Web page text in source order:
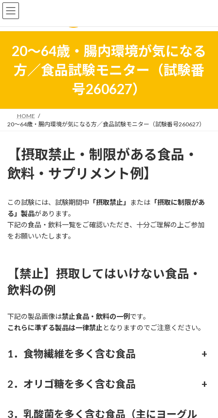
コ
ン
ン
ナ
ビ
ー
20～64歳・腸内環境が気になる
方／食品試験モニター（試験番
号260627）
HOME
20～64歳・腸内環境が気になる方／食品試験モニター（試験番号260627）
【摂取禁止・制限がある食品・
飲料・サプリメント例】
この試験には、試験期間中 「摂取禁止」 または 「摂取に制限があ
る」製品があります。
下記の食品・飲料一覧をご確認いただき、十分ご理解の上ご参加
をお願いいたします。
【禁止】摂取してはいけない食品・
飲料の例
下記の製品画像は禁止食品・飲料の一例 です。
これらに準ずる製品は一律禁止となりますのでご注意ください。
1．食物繊維を多く含む食品 +
2．オリゴ糖を多く含む食品 +
3．乳酸菌を多く含む食品（主にヨーグル